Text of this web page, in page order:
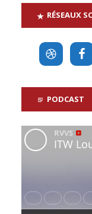
RÉSEAUX
PODCAST